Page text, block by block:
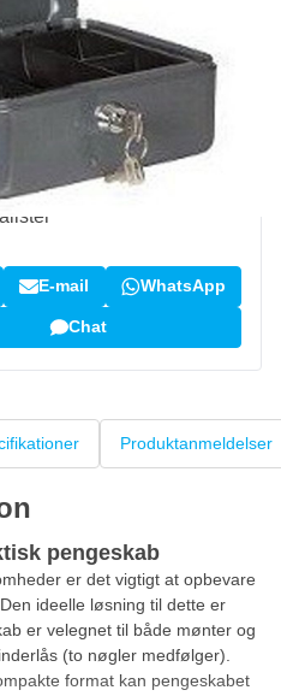
i dag
1.120 kr
(7.072 anmeldelser)
produkt?
E-mail WhatsApp
Chat
Produktanmeldelser
pengeskab
er det vigtigt at opbevare
ideelle løsning til dette er
er velegnet til både mønter og
(to nøgler medfølger).
format kan pengeskabet